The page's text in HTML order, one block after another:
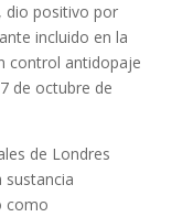
dio positivo por
incluido en la
control antidopaje
de octubre de
de Londres
sustancia
como